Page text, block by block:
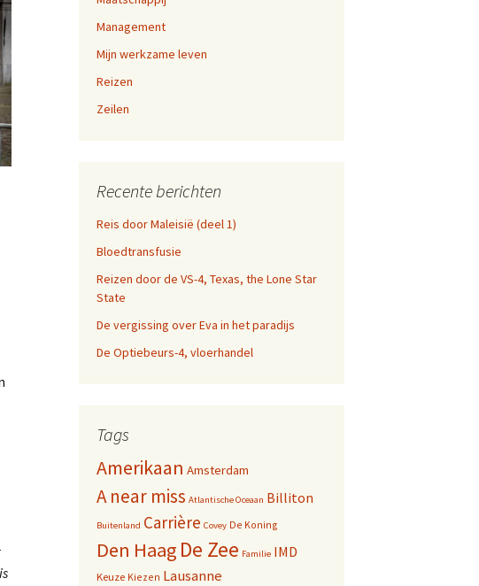
en 15
miss, verhalen 9,
miss, verhalen 5, 6,
Miss, verhalen 1,
4
Opa-dag
Mijn websites
Management
Mijn werkzame leven
Reizen
Zeilen
Recente berichten
Reis door Maleisië (deel 1)
Bloedtransfusie
Reizen door de VS-4, Texas, the Lone Star
State
De vergissing over Eva in het paradijs
De Optiebeurs-4, vloerhandel
Tags
Amerikaan Amsterdam
A near miss Atlantische Oceaan Billiton
Buitenland Carrière Covey De Koning
Den Haag De Zee Familie IMD
Keuze Kiezen Lausanne